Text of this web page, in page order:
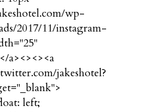
wp-
2017/11/instagram-
a><><><a
jakeshotel?
left;